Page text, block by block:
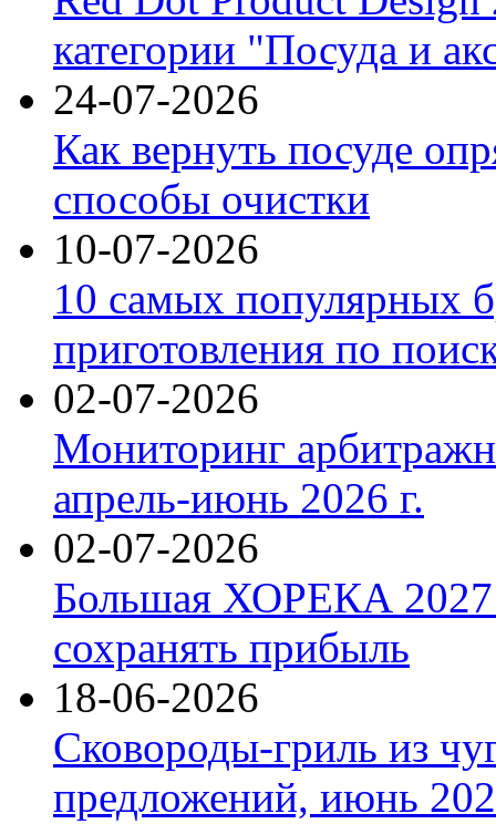
категории "Посуда и
24-07-2026
Как вернуть посуде
способы очистки
10-07-2026
10 самых популярных
приготовления по
02-07-2026
Мониторинг
апрель-июнь 2026 г.
02-07-2026
Большая ХОРЕКА 2027:
сохранять прибыль
18-06-2026
Сковороды-гриль из
предложений, июнь